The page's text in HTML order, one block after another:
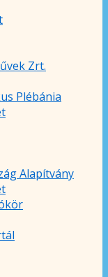
Zrt.
Plébánia
Alapítvány